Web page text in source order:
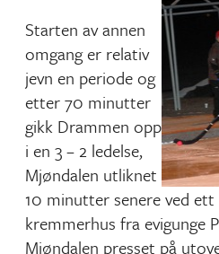
Starten av annen
omgang er relativ
jevn en periode og
etter 70 minutter
gikk Drammen opp
i en 3 – 2 ledelse,
Mjøndalen utliknet
10 minutter senere ved
kremmerhus fra evigunge
Mjøndalen presset på